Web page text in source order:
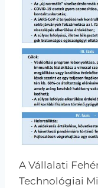
A Vállalati
Technológiai